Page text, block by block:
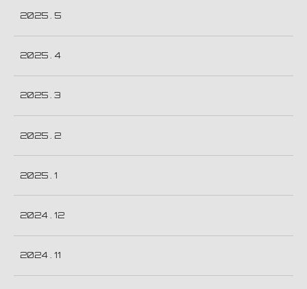
2025 . 5
2025 . 4
2025 . 3
2025 . 2
2025 . 1
2024 . 12
2024 . 11